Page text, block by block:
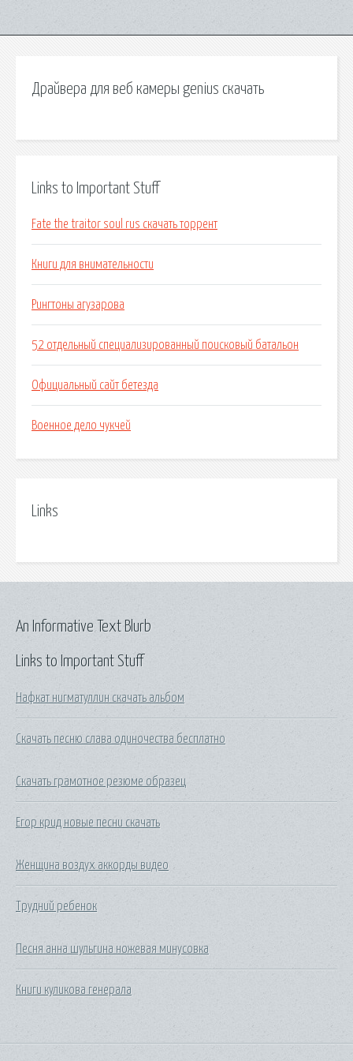
Драйвера для веб камеры genius скачать
Links to Important Stuff
Fate the traitor soul rus скачать торрент
Книги для внимательности
Рингтоны агузарова
52 отдельный специализированный поисковый батальон
Официальный сайт бетезда
Военное дело чукчей
Links
Links to Important Stuff
Нафкат нигматуллин скачать альбом
Скачать песню слава одиночества бесплатно
Скачать грамотное резюме образец
Егор крид новые песни скачать
Женщина воздух аккорды видео
Трудний ребенок
Песня анна шульгина ножевая минусовка
Книги куликова генерала
An Informative Text Blurb